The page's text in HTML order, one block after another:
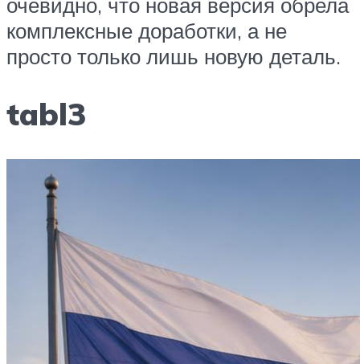
комплексные доработки, а не
просто только лишь новую деталь.
tabl3